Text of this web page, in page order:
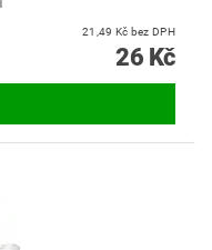
21,49 Kč bez DPH
26 Kč